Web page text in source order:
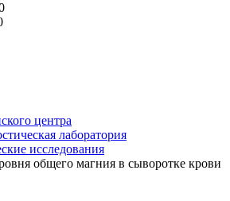
центра
лаборатория
исследования
общего магния в сыворотке крови